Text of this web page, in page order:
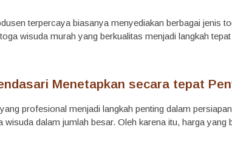
terpercaya biasanya menyediakan berbagai jenis
wisuda murah yang berkualitas menjadi langkah
Menetapkan secara tepat
profesional menjadi langkah penting dalam
wisuda dalam jumlah besar. Oleh karena itu, harga